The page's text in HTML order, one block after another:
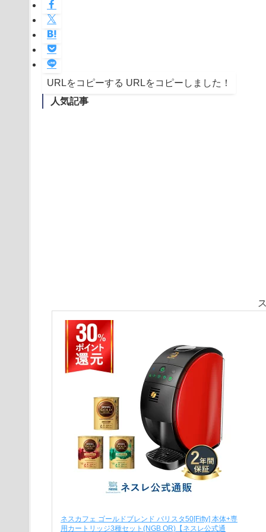
URLをコピーする URLをコピーしました！
人気記事
ネスカフェ ゴールドブレンド バリスタ50[Fifty] 本体+専
用カートリッジ3種セット(NGB OR)【ネスレ公式通